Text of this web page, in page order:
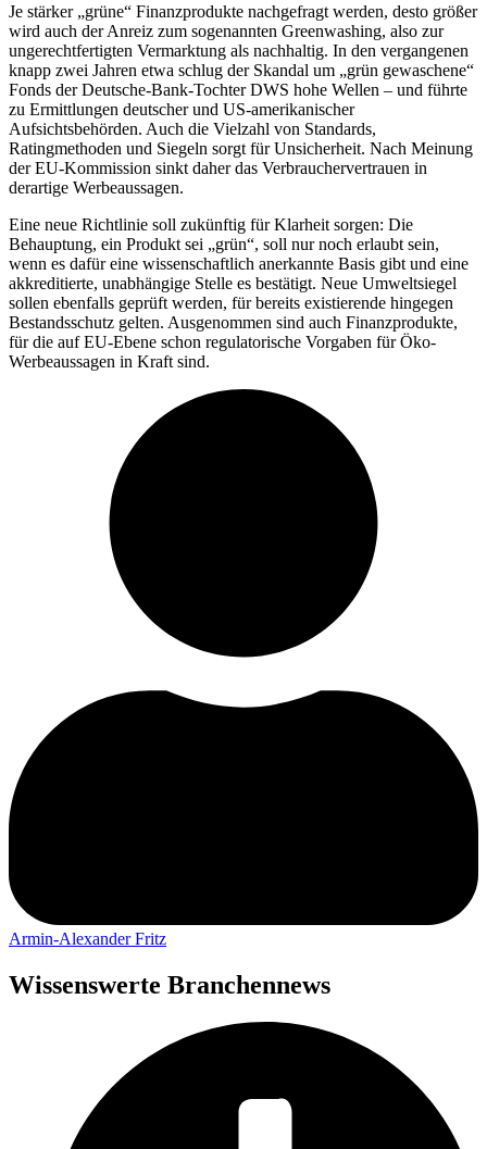
Je stärker „grüne“ Finanzprodukte nachgefragt werden, desto größer
wird auch der Anreiz zum sogenannten Greenwashing, also zur
ungerechtfertigten Vermarktung als nachhaltig. In den vergangenen
knapp zwei Jahren etwa schlug der Skandal um „grün gewaschene“
Fonds der Deutsche-Bank-Tochter DWS hohe Wellen – und führte
zu Ermittlungen deutscher und US-amerikanischer
Aufsichtsbehörden. Auch die Vielzahl von Standards,
Ratingmethoden und Siegeln sorgt für Unsicherheit. Nach Meinung
der EU-Kommission sinkt daher das Verbrauchervertrauen in
derartige Werbeaussagen.
Eine neue Richtlinie soll zukünftig für Klarheit sorgen: Die
Behauptung, ein Produkt sei „grün“, soll nur noch erlaubt sein,
wenn es dafür eine wissenschaftlich anerkannte Basis gibt und eine
akkreditierte, unabhängige Stelle es bestätigt. Neue Umweltsiegel
sollen ebenfalls geprüft werden, für bereits existierende hingegen
Bestandsschutz gelten. Ausgenommen sind auch Finanzprodukte,
für die auf EU-Ebene schon regulatorische Vorgaben für Öko-
Werbeaussagen in Kraft sind.
Armin-Alexander Fritz
Wissenswerte Branchennews